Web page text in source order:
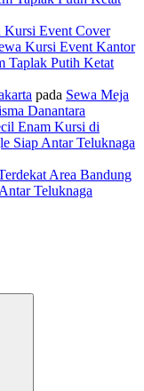
Kursi Event Cover
Kursi Event Kantor
Taplak Putih Ketat
pada Sewa Meja
Danantara
Enam Kursi di
Siap Antar Teluknaga
Area Bandung
Teluknaga